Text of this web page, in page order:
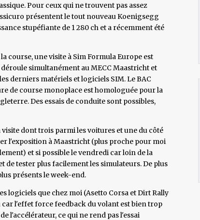
Pour ceux qui ne trouvent pas assez
présentent le tout nouveau Koenigsegg
stupéfiante de 1 280 ch et a récemment été
course, une visite à Sim Formula Europe est
simultanément au MECC Maastricht et
derniers matériels et logiciels SIM. Le BAC
de course monoplace est homologuée pour la
Des essais de conduite sont possibles,
dont trois parmi les voitures et une du côté
l'exposition à Maastricht (plus proche pour moi
et si possible le vendredi car loin de la
de tester plus facilement les simulateurs. De plus
présents le week-end.
logiciels que chez moi (Asetto Corsa et Dirt Rally
car l'effet force feedback du volant est bien trop
l'accélérateur, ce qui ne rend pas l'essai